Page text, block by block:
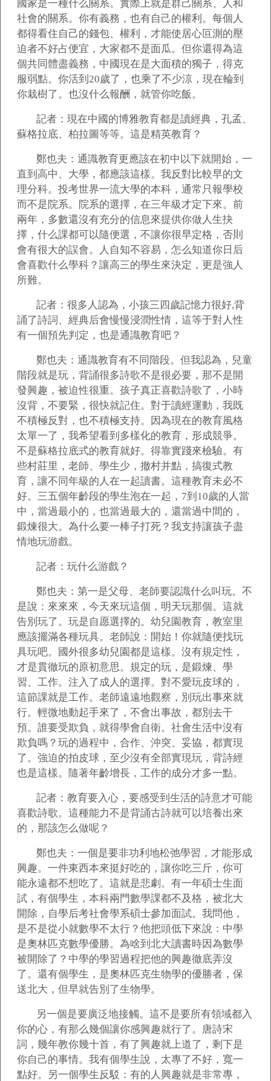
國家是一種什么關系。實際上就是群己關系、人和
社會的關系。你有義務，也有自己的權利。每個人
都得看住自己的錢包、權利，才能使居心叵測的壓
迫者不好占便宜，大家都不是面瓜。但你還得為這
個共同體盡義務，中國現在是大面積的獨子，得克
服弱點。你活到20歲了，也乘了不少涼，現在輪到
你栽樹了。也沒什么報酬，就管你吃飯。
記者：現在中國的博雅教育都是讀經典，孔孟、
蘇格拉底、柏拉圖等等。這是精英教育？
鄭也夫：通識教育更應該在初中以下就開始，一
直到高中、大學，都應該這樣。我反對比較早的文
理分科。投考世界一流大學的本科，通常只報學校
而不是院系。院系的選擇，在三年級才定下來。前
兩年，多數還沒有充分的信息來提供你做人生抉
擇，什么課都可以隨便選，不讓你很早定格，否則
會有很大的誤會。人自知不容易，怎么知道你日后
會喜歡什么學科？讓高三的學生來決定，更是強人
所難。
記者：很多人認為，小孩三四歲記憶力很好,背
誦了詩詞、經典后會慢慢浸潤性情，這等于對人性
有一個預先判定，也是通識教育吧？
鄭也夫：通識教育有不同階段。但我認為，兒童
階段就是玩，背誦很多詩歌不是很必要，那不是開
發興趣，被迫性很重。孩子真正喜歡詩歌了，小時
沒背，不要緊，很快就記住。對于讀經運動，我既
不積極反對，也不積極支持。因為現在的教育風格
太單一了，我希望看到多樣化的教育，形成競爭。
不是蘇格拉底式的教育就好。得靠實踐來檢驗。有
些村莊里，老師、學生少，撤村并點，搞復式教
育，讓不同年級的人在一起讀書。這種教育未必不
好。三五個年齡段的學生泡在一起，7到10歲的人當
中，當過最小的，也當過最大的，還當過中間的，
鍛煉很大。為什么要一棒子打死？我支持讓孩子盡
情地玩游戲。
記者：玩什么游戲？
鄭也夫：第一是父母、老師要認識什么叫玩。不
是說：來來來，今天來玩這個，明天玩那個。這就
告別玩了。玩是自愿選擇的。幼兒園教育，教室里
應該擺滿各種玩具。老師說：開始！你就隨便找玩
具玩吧。國外很多幼兒園都是這樣。沒有規定性，
才是貫徹玩的原初意思。規定的玩，是鍛煉、學
習、工作。注入了成人的選擇。對不愛玩皮球的，
這節課就是工作。老師遠遠地觀察，別玩出事來就
行。輕微地動起手來了，不會出事故，都別去干
預。誰要受欺負，就得學會自衛。社會生活中沒有
欺負嗎？玩的過程中，合作、沖突、妥協，都實現
了。強迫的拍皮球，至少沒有全部實現玩，背詩經
也是這樣。隨著年齡增長，工作的成分才多一點。
記者：教育要入心，要感受到生活的詩意才可能
喜歡詩歌。這種能力不是背誦古詩就可以培養出來
的，那該怎么做呢？
鄭也夫：一個是要非功利地松弛學習，才能形成
興趣。一件東西本來挺好吃的，讓你吃三斤，你可
能永遠都不想吃了。這就是悲劇。有一年碩士生面
試，有個學生，本科兩門數學課都不及格，被北大
開除，自學后考社會學系碩士參加面試。我問他，
是不是從小就數學不太行？他把頭低下來說：中學
是奧林匹克數學優勝。為啥到北大讀書時因為數學
被開除了？中學的學習過程把他的興趣徹底弄沒
了。還有個學生，是奧林匹克生物學的優勝者，保
送北大，但早就告別了生物學。
另一個是要廣泛地接觸。這不是要所有領域都入
你的心，有那么幾個讓你感興趣就行了。唐詩宋
詞，幾年教你幾十首，有了興趣就上道了，剩下是
你自己的事情。我有個學生說，太專了不好，寬一
點好。另一個學生反駁：有的人興趣就是非常專，